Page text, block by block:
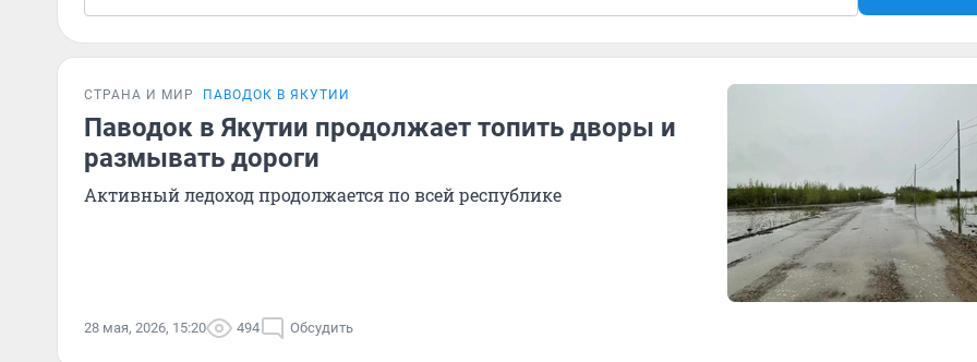
СТРАНА И МИР ПАВОДОК В ЯКУТИИ
Паводок в Якутии продолжает топить дворы и
размывать дороги
Активный ледоход продолжается по всей республике
28 мая, 2026, 15:20 494 Обсудить